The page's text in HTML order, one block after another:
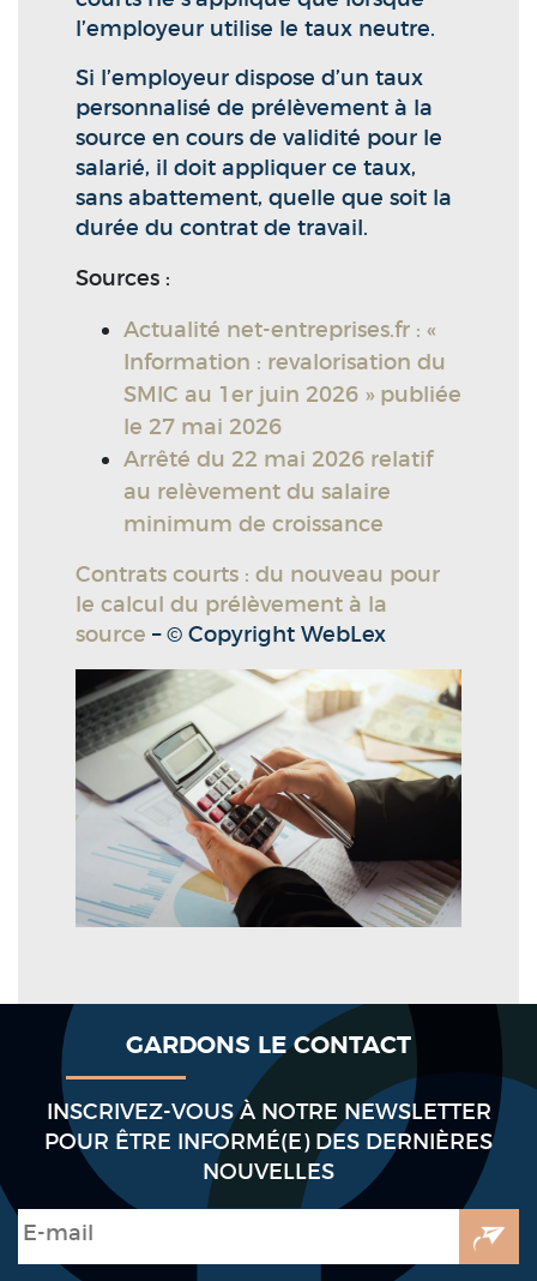
l’employeur utilise le taux neutre.
Si l’employeur dispose d’un taux
personnalisé de prélèvement à la
source en cours de validité pour le
salarié, il doit appliquer ce taux,
sans abattement, quelle que soit la
durée du contrat de travail.
Sources :
Actualité net-entreprises.fr : «
Information : revalorisation du
SMIC au 1er juin 2026 » publiée
le 27 mai 2026
Arrêté du 22 mai 2026 relatif
au relèvement du salaire
minimum de croissance
Contrats courts : du nouveau pour
le calcul du prélèvement à la
source – © Copyright WebLex
GARDONS LE CONTACT
INSCRIVEZ-VOUS À NOTRE NEWSLETTER
POUR ÊTRE INFORMÉ(E) DES DERNIÈRES
NOUVELLES
E-mail